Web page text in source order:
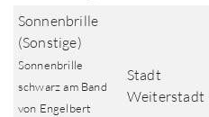
Sonnenbrille
(Sonstige)
Sonnenbrille
schwarz am Band
von Engelbert
Stadt
Weiterstadt